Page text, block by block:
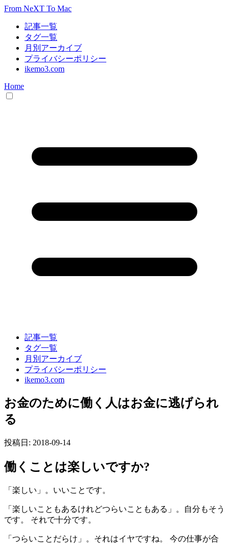
From NeXT To Mac
記事一覧
タグ一覧
月別アーカイブ
プライバシーポリシー
ikemo3.com
Home
記事一覧
タグ一覧
月別アーカイブ
プライバシーポリシー
ikemo3.com
お金のために働く人はお金に逃げられ
る
投稿日: 2018-09-14
働くことは楽しいですか?
「楽しい」。いいことです。
「楽しいこともあるけれどつらいこともある」。自分もそう
です。 それで十分です。
「つらいことだらけ」。それはイヤですね。 今の仕事が合